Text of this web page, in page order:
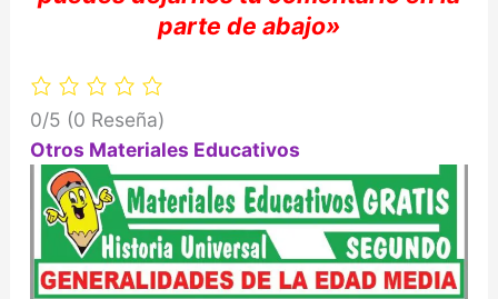
parte de abajo»
0/5 (0 Reseña)
Otros Materiales Educativos